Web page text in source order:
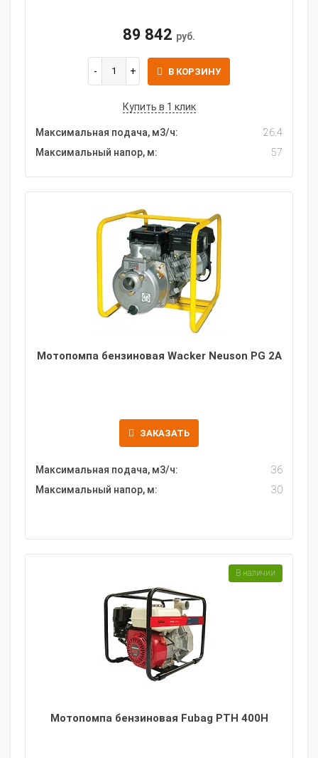
89 842 руб.
В КОРЗИНУ
Купить в 1 клик
Максимальная подача, м3/ч:
26.4
Максимальный напор, м:
57
Мотопомпа бензиновая Wacker Neuson PG 2A
ЗАКАЗАТЬ
Максимальная подача, м3/ч:
36
Максимальный напор, м:
30
Мотопомпа бензиновая Fubag PTH 400H
В наличии